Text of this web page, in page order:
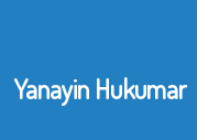
Yanayin Hukumar